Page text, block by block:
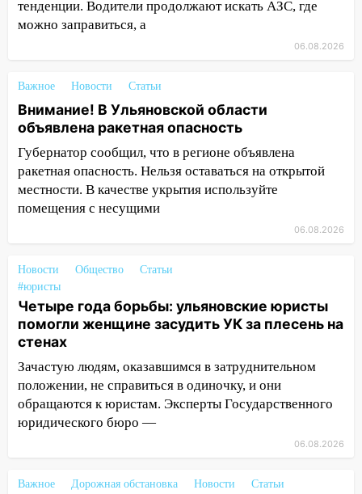
20:22
Мошенники обманули 92-летнюю
жительницу Ульяновской области
подвез троих незнакомцев на трассе и
заработал уголовное дело
18:14 Прогноз погоды на 6 августа в
Ульяновской области
18:00 Мотофристайл, рок и силовой
экстрим: в Ульяновске пройдет
большой фестиваль «Наше время»
августа после рабочего дня: список АЗС
17:05
Ульяновске задержали 19-летнюю
сообщницу мошенников
Вешкайме посиделки с судимым
знакомым закончились для женщины
больницей
больницу
тенденции. Водители продолжают искать АЗС, где
можно заправиться, а
06.08.2026
Важное Новости Статьи
Внимание! В Ульяновской области
объявлена ракетная опасность
Губернатор сообщил, что в регионе объявлена
ракетная опасность. Нельзя оставаться на открытой
местности. В качестве укрытия используйте
помещения с несущими
06.08.2026
Новости Общество
Статьи
#юристы
Четыре года борьбы: ульяновские юристы
помогли женщине засудить УК за плесень на
стенах
Зачастую людям, оказавшимся в затруднительном
положении, не справиться в одиночку, и они
обращаются к юристам. Эксперты Государственного
юридического бюро —
06.08.2026
Важное Дорожная обстановка Новости
Статьи